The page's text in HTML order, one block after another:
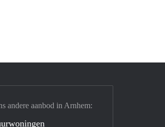
andere aanbod in Arnhem: